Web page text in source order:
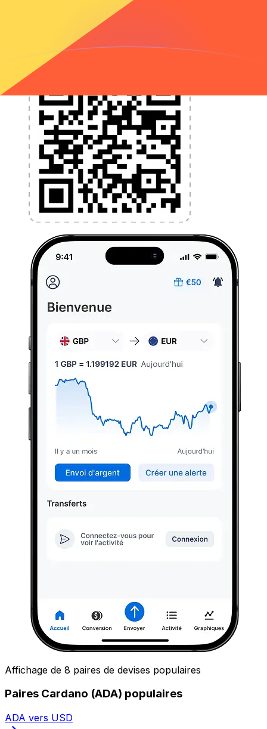
l'application dès aujourd'hui !
Affichage de 8 paires de devises populaires
Paires Cardano (ADA) populaires
ADA vers USD